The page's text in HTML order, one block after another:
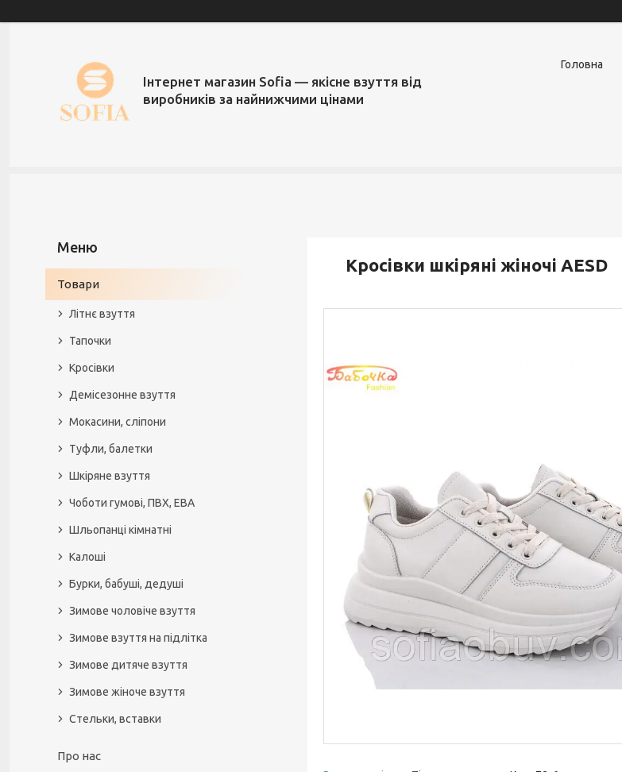
Інтернет магазин Sofia — якісне взуття від
виробників за найнижчими цінами
Головна
Кросівки шкіряні жіночі AESD
Товари
Літнє взуття
Тапочки
Кросівки
Демісезонне взуття
Мокасини, сліпони
Туфли, балетки
Шкіряне взуття
Чоботи гумові, ПВХ, ЕВА
Шльопанці кімнатні
Калоші
Бурки, бабуші, дедуші
Зимове чоловіче взуття
Зимове взуття на підлітка
Зимове дитяче взуття
Зимове жіноче взуття
Стельки, вставки
Про нас